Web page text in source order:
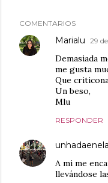
COMENTARIOS
Marialu 29
Demasiada
me gusta
Que
Un beso,
Mlu
RESPONDER
A mi me
llevándose